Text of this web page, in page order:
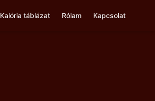
Kalória táblázat Rólam Kapcsolat